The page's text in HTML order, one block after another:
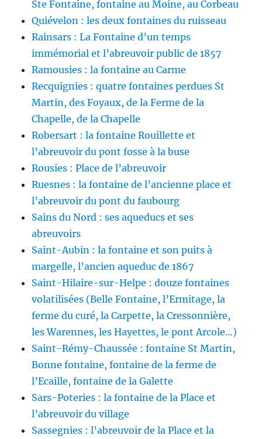
Ste Fontaine, fontaine au Moine, au Corbeau
Quiévelon : les deux fontaines du ruisseau
Rainsars : La Fontaine d’un temps
immémorial et l’abreuvoir public de 1857
Ramousies : la fontaine au Carme
Recquignies : quatre fontaines perdues St
Martin, des Foyaux, de la Ferme de la
Chapelle, de la Chapelle
Robersart : la fontaine Rouillette et
l’abreuvoir du pont fosse à la buse
Rousies : Place de l’abreuvoir
Ruesnes : la fontaine de l’ancienne place et
l’abreuvoir du pont du faubourg
Sains du Nord : ses aqueducs et ses
abreuvoirs
Saint-Aubin : la fontaine et son puits à
margelle, l’ancien aqueduc de 1867
Saint-Hilaire-sur-Helpe : douze fontaines
volatilisées (Belle Fontaine, l’Ermitage, la
ferme du curé, la Carpette, la Cressonnière,
les Warennes, les Hayettes, le pont Arcole…)
Saint-Rémy-Chaussée : fontaine St Martin,
Bonne fontaine, fontaine de la ferme de
l’Ecaille, fontaine de la Galette
Sars-Poteries : la fontaine de la Place et
l’abreuvoir du village
Sassegnies : l’abreuvoir de la Place et la